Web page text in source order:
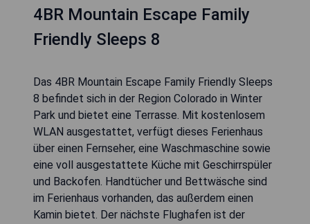
4BR Mountain Escape Family
Friendly Sleeps 8
Das 4BR Mountain Escape Family Friendly Sleeps
8 befindet sich in der Region Colorado in Winter
Park und bietet eine Terrasse. Mit kostenlosem
WLAN ausgestattet, verfügt dieses Ferienhaus
über einen Fernseher, eine Waschmaschine sowie
eine voll ausgestattete Küche mit Geschirrspüler
und Backofen. Handtücher und Bettwäsche sind
im Ferienhaus vorhanden, das außerdem einen
Kamin bietet. Der nächste Flughafen ist der